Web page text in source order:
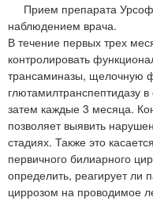
Прием препарата
наблюдением врача.
В течение первых трех
контролировать
трансаминазы, щелочную
глютамилтранспептидазу
затем каждые 3 месяца.
позволяет выявить
стадиях. Также это
первичного билиарного
определить, реагирует
циррозом на проводимое